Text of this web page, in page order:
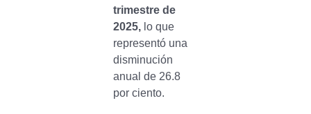
trimestre de
2025,lo que
representó una
disminución
anual de 26.8
por ciento.